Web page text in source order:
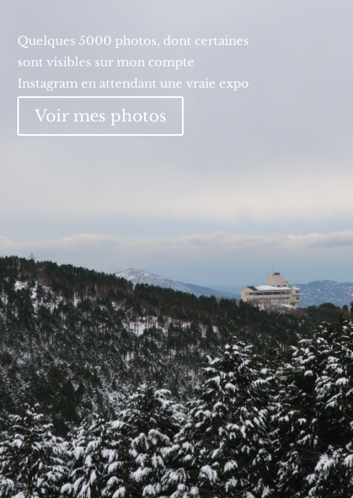
Quelques 5000 photos, dont certaines
sont visibles sur mon compte
Instagram en attendant une vraie expo
Voir mes photos